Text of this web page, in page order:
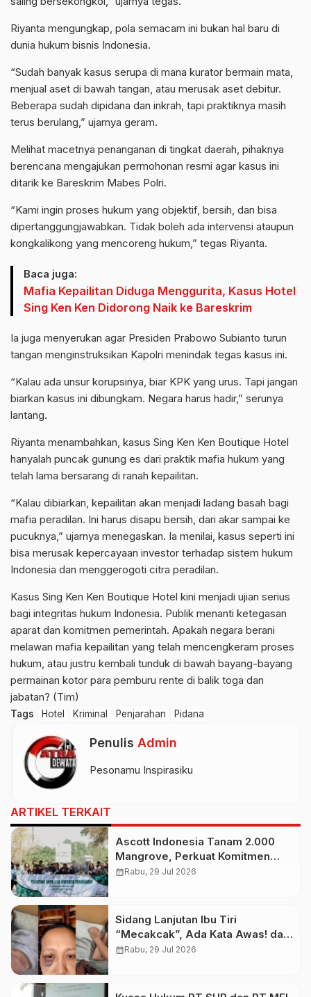
Riyanta mengungkap, pola semacam ini bukan hal baru di
dunia hukum bisnis Indonesia.
“Sudah banyak kasus serupa di mana kurator bermain mata,
menjual aset di bawah tangan, atau merusak aset debitur.
Beberapa sudah dipidana dan inkrah, tapi praktiknya masih
terus berulang,” ujarnya geram.
Melihat macetnya penanganan di tingkat daerah, pihaknya
berencana mengajukan permohonan resmi agar kasus ini
ditarik ke Bareskrim Mabes Polri.
“Kami ingin proses hukum yang objektif, bersih, dan bisa
dipertanggungjawabkan. Tidak boleh ada intervensi ataupun
kongkalikong yang mencoreng hukum,” tegas Riyanta.
Baca juga:
Mafia Kepailitan Diduga Menggurita, Kasus Hotel
Sing Ken Ken Didorong Naik ke Bareskrim
Ia juga menyerukan agar Presiden Prabowo Subianto turun
tangan menginstruksikan Kapolri menindak tegas kasus ini.
“Kalau ada unsur korupsinya, biar KPK yang urus. Tapi jangan
biarkan kasus ini dibungkam. Negara harus hadir,” serunya
lantang.
Riyanta menambahkan, kasus Sing Ken Ken Boutique Hotel
hanyalah puncak gunung es dari praktik mafia hukum yang
telah lama bersarang di ranah kepailitan.
“Kalau dibiarkan, kepailitan akan menjadi ladang basah bagi
mafia peradilan. Ini harus disapu bersih, dari akar sampai ke
pucuknya,” ujarnya menegaskan. Ia menilai, kasus seperti ini
bisa merusak kepercayaan investor terhadap sistem hukum
Indonesia dan menggerogoti citra peradilan.
Kasus Sing Ken Ken Boutique Hotel kini menjadi ujian serius
bagi integritas hukum Indonesia. Publik menanti ketegasan
aparat dan komitmen pemerintah. Apakah negara berani
melawan mafia kepailitan yang telah mencengkeram proses
hukum, atau justru kembali tunduk di bawah bayang-bayang
permainan kotor para pemburu rente di balik toga dan
jabatan? (Tim)
Tags Hotel Kriminal Penjarahan Pidana
Penulis Admin
Pesonamu Inspirasiku
ARTIKEL TERKAIT
Ascott Indonesia Tanam 2.000
Mangrove, Perkuat Komitmen
Jaga Ekosistem Pesisir
calendar_monthRabu, 29 Jul 2026
Sidang Lanjutan Ibu Tiri
“Mecakcak”, Ada Kata Awas! dari
Pelaku Saat Sidang
calendar_monthRabu, 29 Jul 2026